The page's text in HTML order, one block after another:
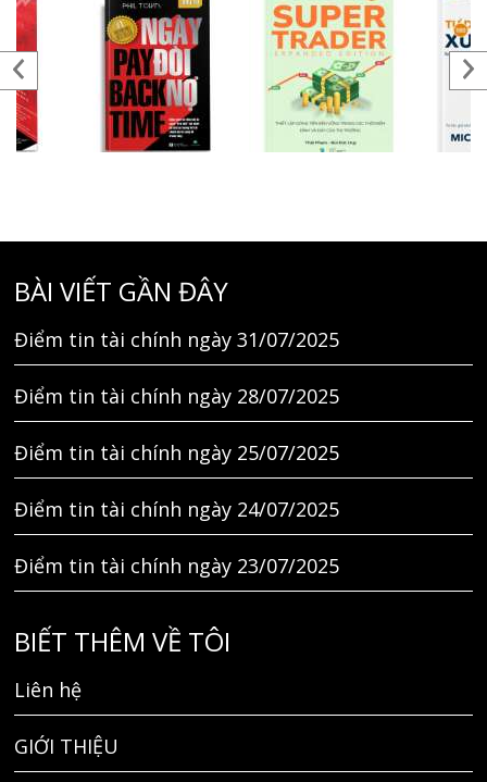
BÀI VIẾT GẦN ĐÂY
Điểm tin tài chính ngày 31/07/2025
Điểm tin tài chính ngày 28/07/2025
Điểm tin tài chính ngày 25/07/2025
Điểm tin tài chính ngày 24/07/2025
Điểm tin tài chính ngày 23/07/2025
BIẾT THÊM VỀ TÔI
Liên hệ
GIỚI THIỆU